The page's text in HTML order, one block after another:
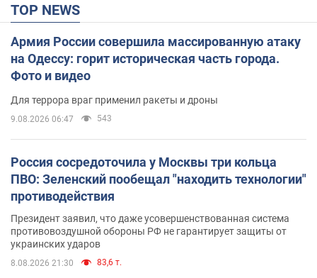
TOP NEWS
Армия России совершила массированную атаку
на Одессу: горит историческая часть города.
Фото и видео
Для террора враг применил ракеты и дроны
9.08.2026 06:47 543
Россия сосредоточила у Москвы три кольца
ПВО: Зеленский пообещал "находить технологии"
противодействия
Президент заявил, что даже усовершенствованная система
противовоздушной обороны РФ не гарантирует защиты от
украинских ударов
8.08.2026 21:30 83,6 т.